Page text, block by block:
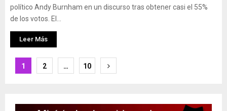
político Andy Burnham en un discurso tras obtener casi el 55%
de los votos. El...
Leer Más
Paginación
entradas
1 2 … 10